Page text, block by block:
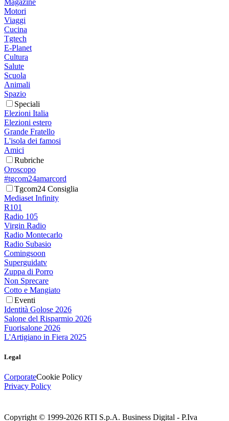
Motori
Viaggi
Cucina
Tgtech
E-Planet
Cultura
Salute
Scuola
Animali
Spazio
Speciali
Elezioni Italia
Elezioni estero
Grande Fratello
L'isola dei famosi
Amici
Rubriche
Oroscopo
#tgcom24amarcord
Tgcom24 Consiglia
Mediaset Infinity
R101
Radio 105
Virgin Radio
Radio Montecarlo
Radio Subasio
Comingsoon
Superguidatv
Zuppa di Porro
Non Sprecare
Cotto e Mangiato
Eventi
Identità Golose 2026
Salone del Risparmio 2026
Fuorisalone 2026
L'Artigiano in Fiera 2025
Legal
CorporateCookie Policy
Privacy Policy
Copyright © 1999-2026 RTI S.p.A. Business Digital - P.Iva